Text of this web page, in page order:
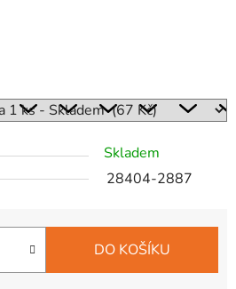
Skladem
28404-2887
DO KOŠÍKU